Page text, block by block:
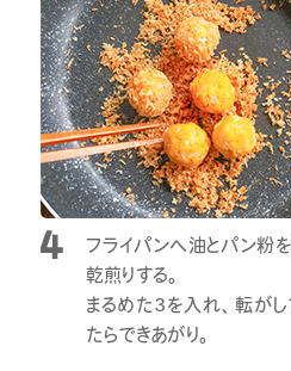
フライパンへ油とパン粉
乾煎りする。
まるめた3を入れ、転が
たらできあがり。